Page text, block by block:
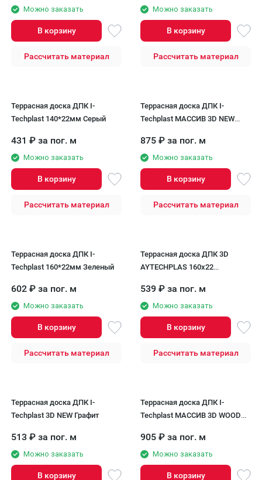
Можно заказать
В корзину
Рассчитать материал
Можно заказать
В корзину
Рассчитать материал
Террасная доска ДПК I-
Techplast 140*22мм Серый
431 ₽ за пог. м
Можно заказать
В корзину
Рассчитать материал
Террасная доска ДПК I-
Techplast МАССИВ 3D NEW
875 ₽ за пог. м
Можно заказать
В корзину
Рассчитать материал
Террасная доска ДПК I-
Techplast 160*22мм Зеленый
602 ₽ за пог. м
Можно заказать
В корзину
Рассчитать материал
Террасная доска ДПК 3D
AYTECHPLAS 160х22
539 ₽ за пог. м
Можно заказать
В корзину
Рассчитать материал
Террасная доска ДПК I-
Techplast 3D NEW Графит
513 ₽ за пог. м
Можно заказать
В корзину
Террасная доска ДПК I-
Techplast МАССИВ 3D WOOD
905 ₽ за пог. м
Можно заказать
В корзину